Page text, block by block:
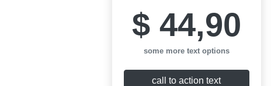
$ 44,90
some more text options
call to action text